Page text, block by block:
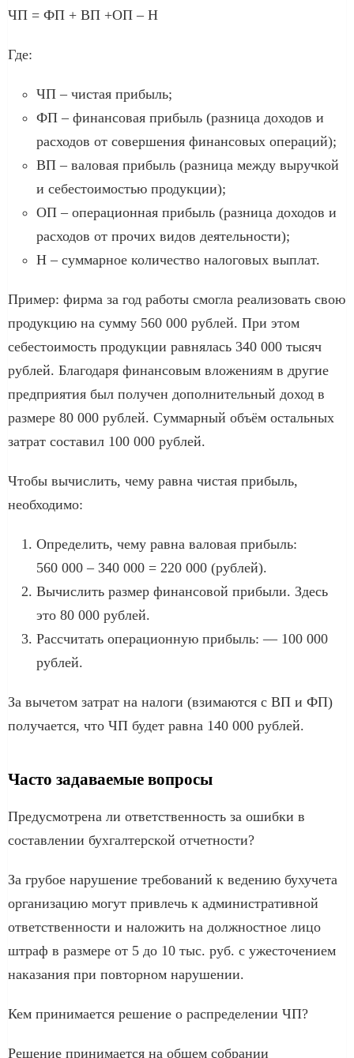
ЧП = ФП + ВП +ОП – Н
Где:
ЧП – чистая прибыль;
ФП – финансовая прибыль (разница доходов и
расходов от совершения финансовых операций);
ВП – валовая прибыль (разница между выручкой
и себестоимостью продукции);
ОП – операционная прибыль (разница доходов и
расходов от прочих видов деятельности);
Н – суммарное количество налоговых выплат.
Пример: фирма за год работы смогла реализовать свою
продукцию на сумму 560 000 рублей. При этом
себестоимость продукции равнялась 340 000 тысяч
рублей. Благодаря финансовым вложениям в другие
предприятия был получен дополнительный доход в
размере 80 000 рублей. Суммарный объём остальных
затрат составил 100 000 рублей.
Чтобы вычислить, чему равна чистая прибыль,
необходимо:
Определить, чему равна валовая прибыль:
560 000 – 340 000 = 220 000 (рублей).
Вычислить размер финансовой прибыли. Здесь
это 80 000 рублей.
Рассчитать операционную прибыль: — 100 000
рублей.
За вычетом затрат на налоги (взимаются с ВП и ФП)
получается, что ЧП будет равна 140 000 рублей.
Часто задаваемые вопросы
Предусмотрена ли ответственность за ошибки в
составлении бухгалтерской отчетности?
За грубое нарушение требований к ведению бухучета
организацию могут привлечь к административной
ответственности и наложить на должностное лицо
штраф в размере от 5 до 10 тыс. руб. с ужесточением
наказания при повторном нарушении.
Кем принимается решение о распределении ЧП?
Решение принимается на общем собрании